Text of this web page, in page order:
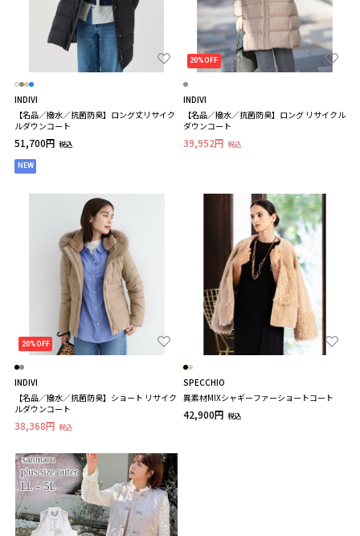
INDIVI
【名品／撥水／抗菌防臭】ロング丈リサイク
ルダウンコート
51,700円 税込
NEW
20%OFF
INDIVI
【名品／撥水／抗菌防臭】ロング リサイクル
ダウンコート
39,952円 税込
20%OFF
INDIVI
【名品／撥水／抗菌防臭】ショート リサイク
ルダウンコート
38,368円 税込
SPECCHIO
異素材MIXシャギーファーショートコート
42,900円 税込